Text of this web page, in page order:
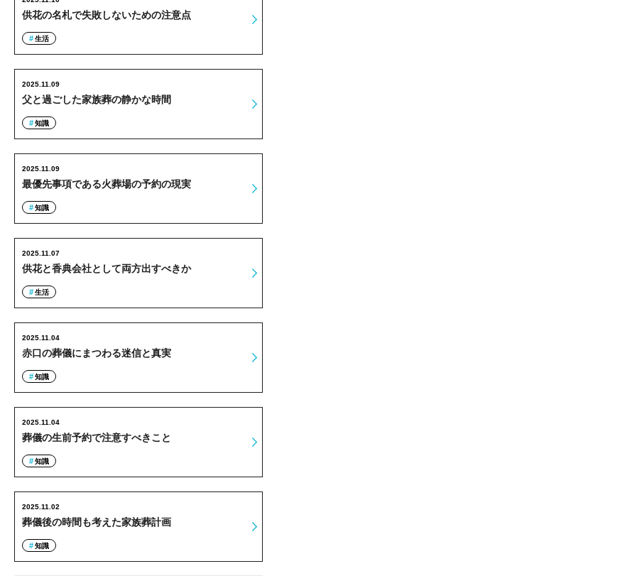
供花の名札で失敗しないための注意点
生活
父と過ごした家族葬の静かな時間
2025.11.09
知識
最優先事項である火葬場の予約の現実
2025.11.09
知識
供花と香典会社として両方出すべきか
2025.11.07
生活
赤口の葬儀にまつわる迷信と真実
2025.11.04
知識
葬儀の生前予約で注意すべきこと
2025.11.04
知識
葬儀後の時間も考えた家族葬計画
2025.11.02
知識